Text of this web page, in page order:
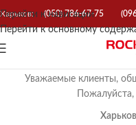
Перейти к навигации
Перейти к основному
Харьков: (050) 786-67-75
Уважаемые клиенты,